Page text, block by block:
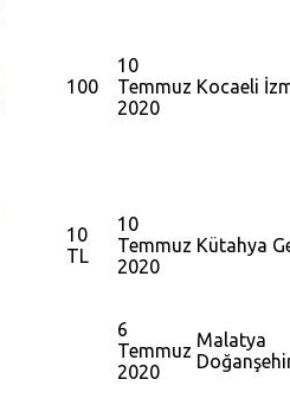
100
10
Temmuz
2020
Kocaeli
10
TL
10
Temmuz
2020
Kütahya
6
Temmuz
2020
Malatya